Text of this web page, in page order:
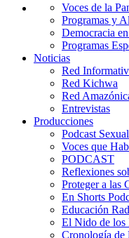
Voces de la
Programas y
Democracia
Programas
Noticias
Red
Red Kichwa
Red
Entrevistas
Producciones
Podcast
Voces que
PODCAST
Reflexiones
Proteger a las
En Shorts
Educación
El Nido de
Cronología de